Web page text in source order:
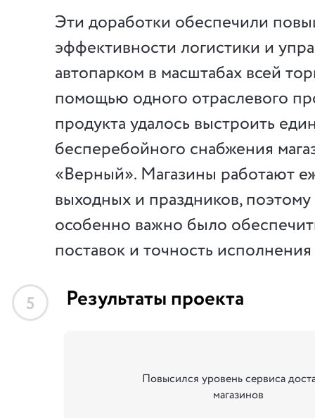
Эти доработки обеспечили
эффективности логистики и
автопарком в масштабах всей
помощью одного отраслевого
продукта удалось выстроить
бесперебойного снабжения
«Верный». Магазины работают
выходных и праздников,
особенно важно было
поставок и точность исполнения
5 Результаты проекта
Повысился уровень сервиса
магазинов